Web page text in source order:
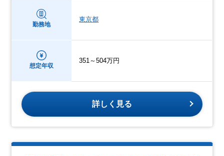
勤務地
東京都
想定年収
351～504万円
詳しく見る